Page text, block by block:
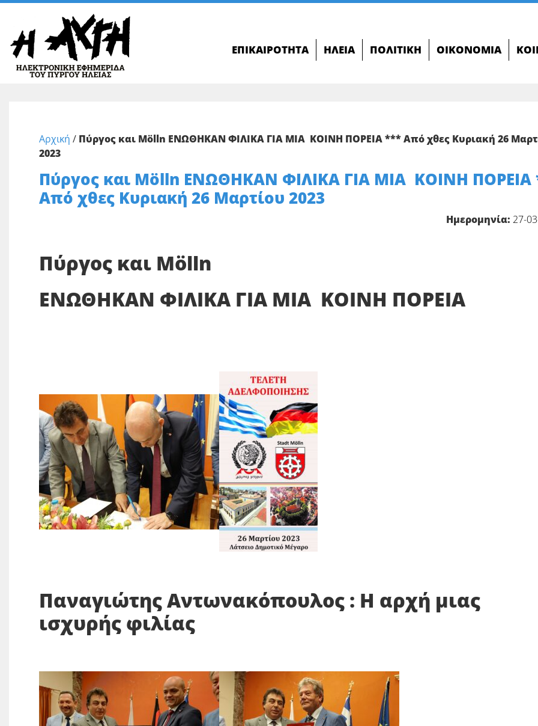
ΕΠΙΚΑΙΡΌΤΗΤΑ ΗΛΕΊΑ ΠΟΛΙΤΙΚΉ ΟΙΚΟΝΟΜΊΑ
Αρχική / Πύργος και Mölln ΕΝΩΘΗΚΑΝ ΦΙΛΙΚΑ ΓΙΑ ΜΙΑ ΚΟΙΝΗ ΠΟΡΕΙΑ *** Από χθες Κυριακή 26
2023
Πύργος και Mölln ΕΝΩΘΗΚΑΝ ΦΙΛΙΚΑ ΓΙΑ ΜΙΑ ΚΟΙΝΗ
Από χθες Κυριακή 26 Μαρτίου 2023
Ημερομηνία: 27-
Πύργος και Mölln
ΕΝΩΘΗΚΑΝ ΦΙΛΙΚΑ ΓΙΑ ΜΙΑ ΚΟΙΝΗ ΠΟΡΕΙΑ
Παναγιώτης Αντωνακόπουλος : Η αρχή μιας
ισχυρής φιλίας